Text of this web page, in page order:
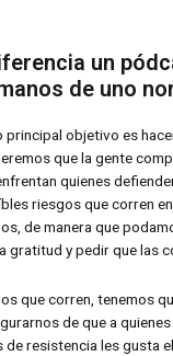
un
de uno
principal objetivo es
que la gente
quienes
riesgos que corren
de manera que
gratitud y pedir que las
que corren, tenemos
de que a
resistencia les gusta